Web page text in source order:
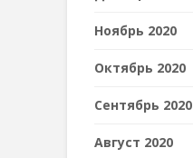
Ноябрь 2020
Октябрь 2020
Сентябрь 2020
Август 2020